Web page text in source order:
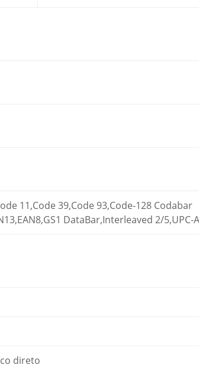
11,Code 39,Code 93,Code-128 Codabar
DataBar,Interleaved 2/5,UPC-
direto